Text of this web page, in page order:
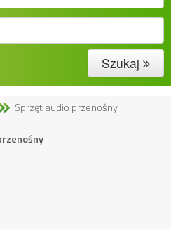
Szukaj
Sprzęt audio przenośny